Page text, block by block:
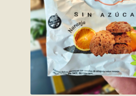
Wishlist